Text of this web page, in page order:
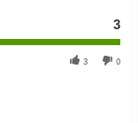
3
3 0